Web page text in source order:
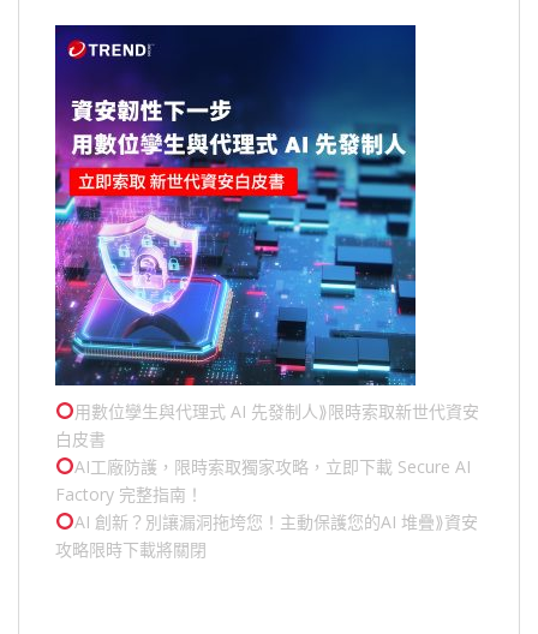
用數位孿生與代理式 AI 先發制人⟫限時索取新世代資安
白皮書
AI工廠防護，限時索取獨家攻略，立即下載 Secure AI
Factory 完整指南！
AI 創新？別讓漏洞拖垮您！主動保護您的AI 堆疊⟫資安
攻略限時下載將關閉